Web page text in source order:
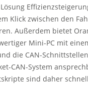
Klick zwischen den
Außerdem bietet
Mini-PC mit
die CAN-
CAN-System
sind daher